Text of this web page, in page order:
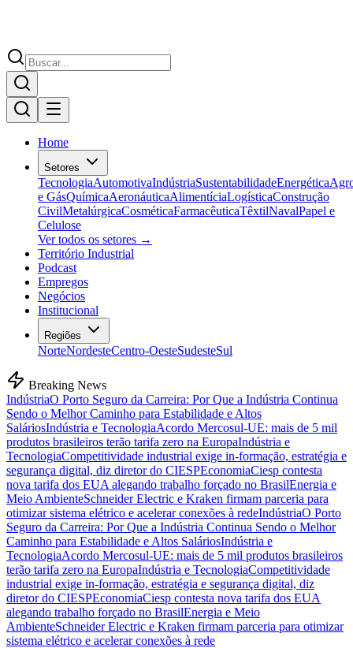
Home
Setores
TecnologiaAutomotivaIndústriaSustentabilidadeEnergética
e GásQuímicaAeronáuticaAlimentíciaLogísticaConstrução
CivilMetalúrgicaCosméticaFarmacêuticaTêxtilNavalPapel e
Celulose
Ver todos os setores →
Território Industrial
Podcast
Empregos
Negócios
Institucional
Regiões
NorteNordesteCentro-OesteSudesteSul
Breaking News
IndústriaO Porto Seguro da Carreira: Por Que a Indústria Continua
Sendo o Melhor Caminho para Estabilidade e Altos
SaláriosIndústria e TecnologiaAcordo Mercosul-UE: mais de 5 mil
produtos brasileiros terão tarifa zero na EuropaIndústria e
TecnologiaCompetitividade industrial exige in-formação, estratégia e
segurança digital, diz diretor do CIESPEconomiaCiesp contesta
nova tarifa dos EUA alegando trabalho forçado no BrasilEnergia e
Meio AmbienteSchneider Electric e Kraken firmam parceria para
otimizar sistema elétrico e acelerar conexões à redeIndústriaO Porto
Seguro da Carreira: Por Que a Indústria Continua Sendo o Melhor
Caminho para Estabilidade e Altos SaláriosIndústria e
TecnologiaAcordo Mercosul-UE: mais de 5 mil produtos brasileiros
terão tarifa zero na EuropaIndústria e TecnologiaCompetitividade
industrial exige in-formação, estratégia e segurança digital, diz
diretor do CIESPEconomiaCiesp contesta nova tarifa dos EUA
alegando trabalho forçado no BrasilEnergia e Meio
AmbienteSchneider Electric e Kraken firmam parceria para otimizar
sistema elétrico e acelerar conexões à rede